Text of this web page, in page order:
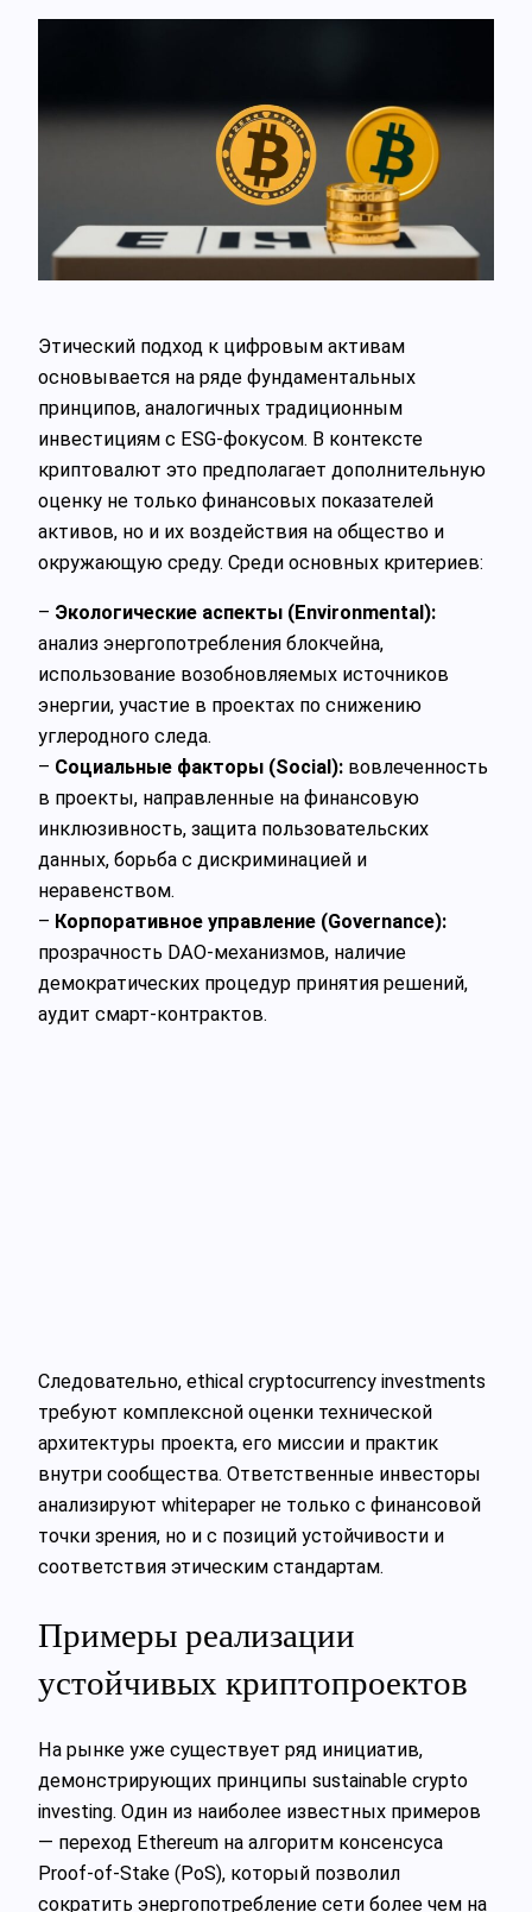
Этический подход к цифровым активам
основывается на ряде фундаментальных
принципов, аналогичных традиционным
инвестициям с ESG-фокусом. В контексте
криптовалют это предполагает дополнительную
оценку не только финансовых показателей
активов, но и их воздействия на общество и
окружающую среду. Среди основных критериев:
– Экологические аспекты (Environmental):
анализ энергопотребления блокчейна,
использование возобновляемых источников
энергии, участие в проектах по снижению
углеродного следа.
– Социальные факторы (Social): вовлеченность
в проекты, направленные на финансовую
инклюзивность, защита пользовательских
данных, борьба с дискриминацией и
неравенством.
– Корпоративное управление (Governance):
прозрачность DAO-механизмов, наличие
демократических процедур принятия решений,
аудит смарт-контрактов.
Следовательно, ethical cryptocurrency investments
требуют комплексной оценки технической
архитектуры проекта, его миссии и практик
внутри сообщества. Ответственные инвесторы
анализируют whitepaper не только с финансовой
точки зрения, но и с позиций устойчивости и
соответствия этическим стандартам.
Примеры реализации
устойчивых криптопроектов
На рынке уже существует ряд инициатив,
демонстрирующих принципы sustainable crypto
investing. Один из наиболее известных примеров
— переход Ethereum на алгоритм консенсуса
Proof-of-Stake (PoS), который позволил
сократить энергопотребление сети более чем на